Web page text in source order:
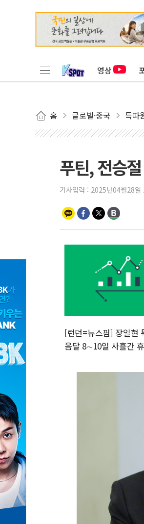
영상
홈 글로벌·중국 특파
푸틴, 전승
기사입력 : 2025년04월28일
[런던=뉴스핌] 장일현
음달 8∼10일 사흘간